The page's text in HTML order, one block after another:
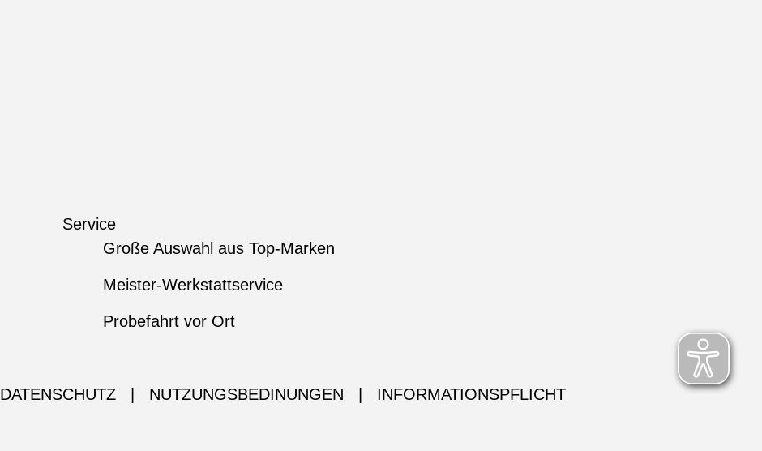
Service
Große Auswahl aus Top-Marken
Meister-Werkstattservice
Probefahrt vor Ort
DATENSCHUTZ NUTZUNGSBEDINUNGEN INFORMATIONSPFLICHT